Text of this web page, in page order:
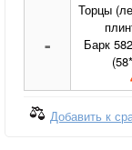
-
Торцы
Барк
Добавить к